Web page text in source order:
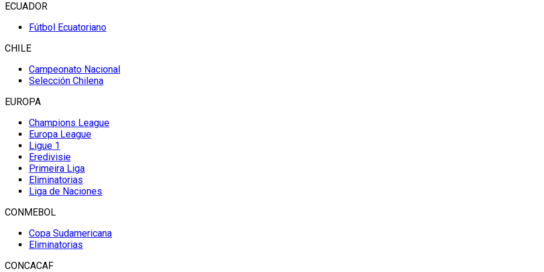
ECUADOR
Fútbol Ecuatoriano
CHILE
Campeonato Nacional
Selección Chilena
EUROPA
Champions League
Europa League
Ligue 1
Eredivisie
Primeira Liga
Eliminatorias
Liga de Naciones
CONMEBOL
Copa Sudamericana
Eliminatorias
CONCACAF